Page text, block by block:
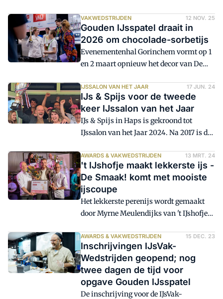
maaltijd of voor iets lekkers bij de koffie.
Deze Paris Brest voldoet daar
ruimschoots aan, zeker in combinatie
met hazelnootijs.
VAKWEDSTRIJDEN 12 NOV. 25
Gouden IJsspatel draait in
2026 om chocolade-sorbetijs
Evenementenhal Gorinchem vormt op 1
en 2 maart opnieuw het decor van De
hoogtepunten op het programma zijn de
IJsVak-wedstrijden van de Vereniging
van Ambachtelijke IJsbereiders (VAIJ).
Dit jaar draait de Gouden IJsspatel om de
smaak chocolade-sorbetijs.
IJSSALON VAN HET JAAR 17 JUN. 24
IJs & Spijs voor de tweede
keer IJssalon van het Jaar
IJs & Spijs in Haps is gekroond tot
IJssalon van het Jaar 2024. Na 2017 is dit
en Jade van Gaal de felbegeerde prijs in
de wacht sleept.
AWARDS & VAKWEDSTRIJDEN 13 MRT. 24
't IJshofje maakt lekkerste ijs -
De Smaak! komt met mooiste
ijscoupe
Het lekkerste perenijs wordt gemaakt
door Myrne Meulendijks van 't IJshofje
afkomstig van Gijs Kennis van De
Smaak! Chocolade & IJs uit Eersel. Dat
werd maandag 11 maart bekendgemaakt
tijdens de IJsVak-Wedstrijden in
Gorinchem.
AWARDS & VAKWEDSTRIJDEN 15 DEC. 23
Inschrijvingen IJsVak-
Wedstrijden geopend; nog
twee dagen de tijd voor
opgave Gouden IJsspatel
De inschrijving voor de IJsVak-